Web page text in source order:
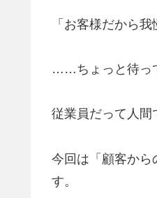
「お客様だから
……ちょっと待っ
従業員だって人間
今回は「顧客から
す。